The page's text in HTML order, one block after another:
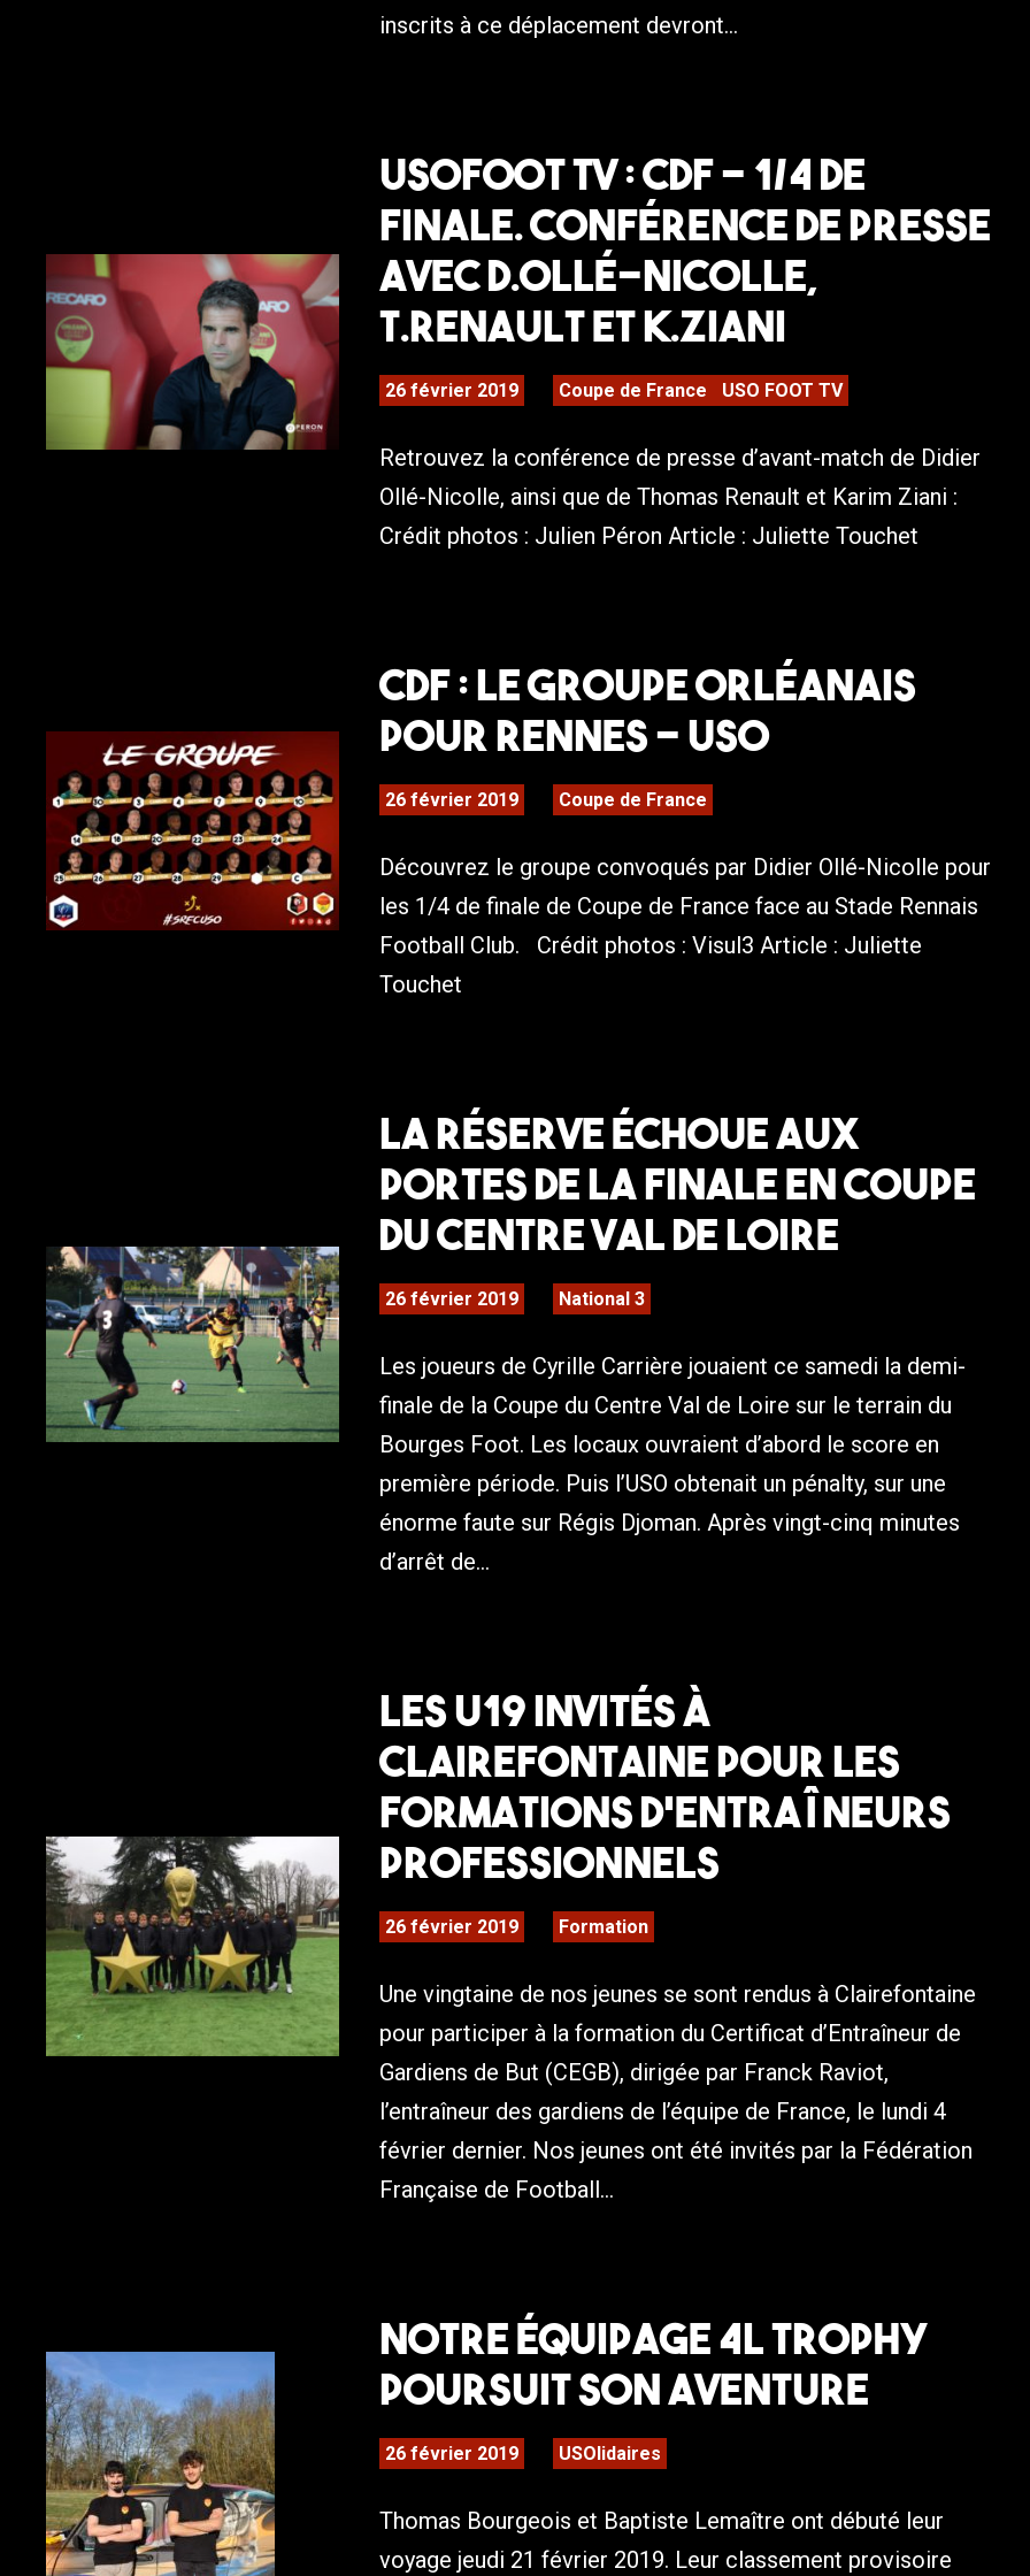
inscrits à ce déplacement devront...
USOFOOT TV : CDF – 1/4 de
finale. Conférence de presse
avec D.Ollé-Nicolle,
T.Renault et K.Ziani
26 février 2019 Coupe de France USO FOOT TV
Retrouvez la conférence de presse d’avant-match de Didier
Ollé-Nicolle, ainsi que de Thomas Renault et Karim Ziani :
Crédit photos : Julien Péron Article : Juliette Touchet
CDF : Le groupe orléanais
pour Rennes – USO
26 février 2019 Coupe de France
Découvrez le groupe convoqués par Didier Ollé-Nicolle pour
les 1/4 de finale de Coupe de France face au Stade Rennais
Football Club. Crédit photos : Visul3 Article : Juliette
Touchet
La réserve échoue aux
portes de la finale en Coupe
du Centre Val de Loire
26 février 2019 National 3
Les joueurs de Cyrille Carrière jouaient ce samedi la demi-
finale de la Coupe du Centre Val de Loire sur le terrain du
Bourges Foot. Les locaux ouvraient d’abord le score en
première période. Puis l’USO obtenait un pénalty, sur une
énorme faute sur Régis Djoman. Après vingt-cinq minutes
d’arrêt de...
Les U19 invités à
Clairefontaine pour les
formations d’entraîneurs
professionnels
26 février 2019 Formation
Une vingtaine de nos jeunes se sont rendus à Clairefontaine
pour participer à la formation du Certificat d’Entraîneur de
Gardiens de But (CEGB), dirigée par Franck Raviot,
l’entraîneur des gardiens de l’équipe de France, le lundi 4
février dernier. Nos jeunes ont été invités par la Fédération
Française de Football...
Notre équipage 4L Trophy
poursuit son aventure
26 février 2019 USOlidaires
Thomas Bourgeois et Baptiste Lemaître ont débuté leur
voyage jeudi 21 février 2019. Leur classement provisoire